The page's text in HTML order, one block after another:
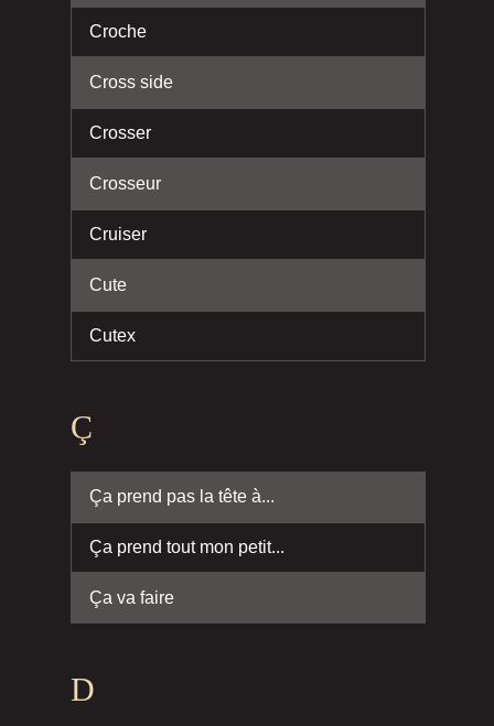
Croche
Cross side
Crosser
Crosseur
Cruiser
Cute
Cutex
Ç
Ça prend pas la tête à...
Ça prend tout mon petit...
Ça va faire
D